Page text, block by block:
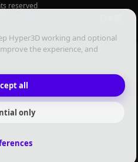
Hyper3D working and optional
the experience, and
all
only
reserved